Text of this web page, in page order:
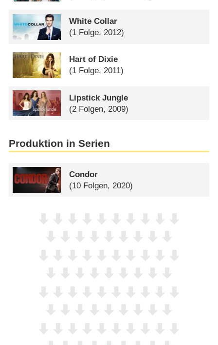
White Collar
(1 Folge, 2012)
Hart of Dixie
(1 Folge, 2011)
Lipstick Jungle
(2 Folgen, 2009)
Produktion in Serien
Condor
(10 Folgen, 2020)